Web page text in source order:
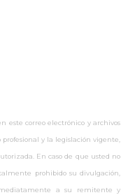
este correo electrónico y archivos
y la legislación vigente,
En caso de que usted no
prohibido su divulgación,
a su remitente y